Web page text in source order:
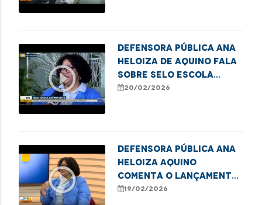
play_circle_outline
Defensora Pública Ana
Heloiza de Aquino fala
sobre Selo Escola
Antirracista em
20/02/2026
play_circle_outline
Defensora pública Ana
Heloiza Aquino
comenta o lançamento
do Selo Escola
19/02/2026